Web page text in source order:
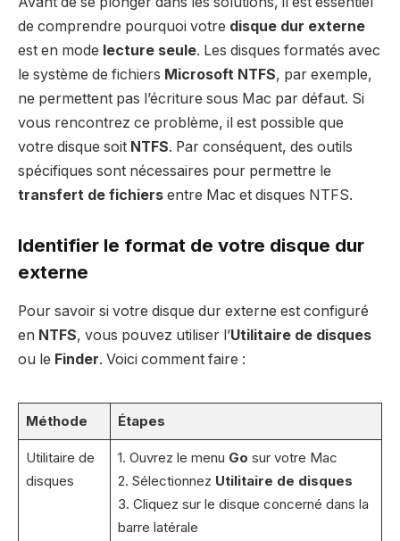
de comprendre pourquoi votre disque dur externe
est en mode lecture seule. Les disques formatés avec
le système de fichiers Microsoft NTFS, par exemple,
ne permettent pas l’écriture sous Mac par défaut. Si
vous rencontrez ce problème, il est possible que
votre disque soit NTFS. Par conséquent, des outils
spécifiques sont nécessaires pour permettre le
transfert de fichiers entre Mac et disques NTFS.
Identifier le format de votre disque dur
externe
Pour savoir si votre disque dur externe est configuré
en NTFS, vous pouvez utiliser l’Utilitaire de disques
ou le Finder. Voici comment faire :
Méthode Étapes
Utilitaire de
disques
1. Ouvrez le menu Go sur votre Mac
2. Sélectionnez Utilitaire de disques
3. Cliquez sur le disque concerné dans la
barre latérale